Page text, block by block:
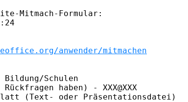
Mitmach-Formular:
anwender/mitmachen
Schulen
haben) - XXX@XXX
(Text- oder Präsentationsdatei)